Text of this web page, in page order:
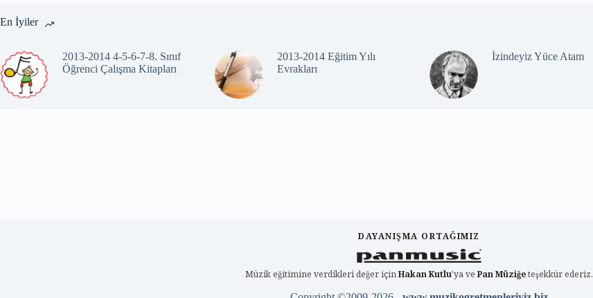
En İyiler
2013-2014 4-5-6-7-8. Sınıf
Öğrenci Çalışma Kitapları
2013-2014 Eğitim Yılı
Evrakları
İzindeyiz Yüce Atam
DAYANIŞMA ORTAĞIMIZ
Müzik eğitimine verdikleri değer içinHakan Kutlu'ya ve Pan Müziğeteşekkür ederiz.